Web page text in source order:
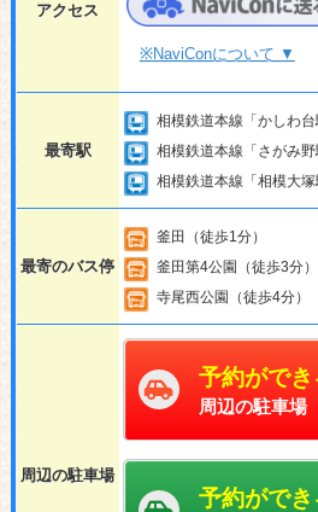
アクセス
※NaviConについて ▼
最寄駅
相模鉄道本線「かしわ台
相模鉄道本線「さがみ野
相模鉄道本線「相模大塚
最寄のバス停
釜田（徒歩1分）
釜田第4公園（徒歩3分）
寺尾西公園（徒歩4分）
周辺の駐車場
予約ができ
周辺の駐車場
予約ができ